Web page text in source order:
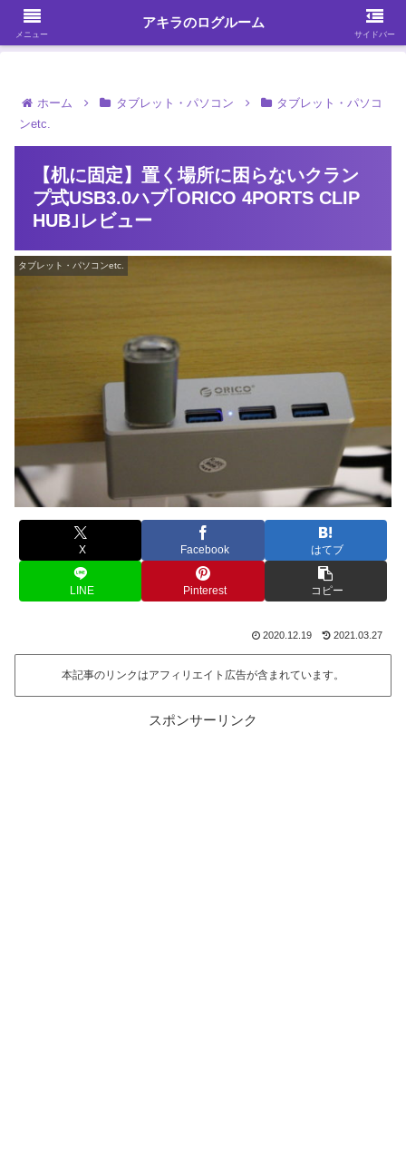
ガジェット・スマホ・パソコンを中心に何かを発見する
ホーム タブレット・パソコン
タブレット・パソコ
ンetc.
【机に固定】置く場所に困らないクラン
プ式USB3.0ハブ｢ORICO 4PORTS CLIP
HUB｣レビュー
タブレット・パソコンetc.
X Facebook はてブ
LINE Pinterest コピー
2020.12.19 2021.03.27
本記事のリンクはアフィリエイト広告が含まれています。
スポンサーリンク
メニュー
アキラのログルーム
サイドバー